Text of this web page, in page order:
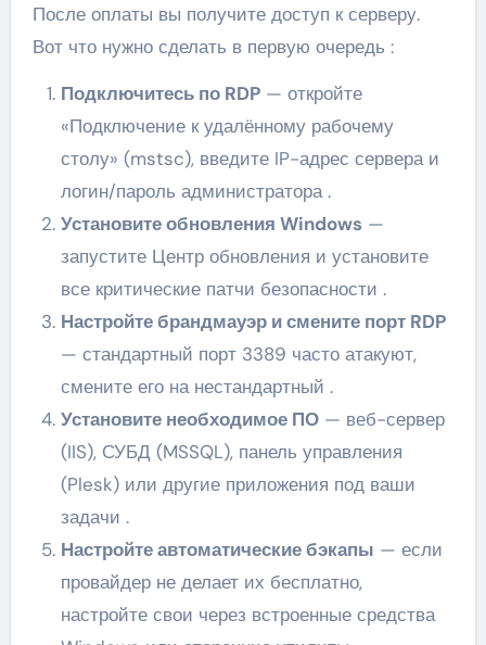
После оплаты вы получите доступ к серверу.
Вот что нужно сделать в первую очередь :
Подключитесь по RDP— откройте
«Подключение к удалённому рабочему
столу» (mstsc), введите IP-адрес сервера и
логин/пароль администратора .
Установите обновления Windows—
запустите Центр обновления и установите
все критические патчи безопасности .
Настройте брандмауэр и смените порт RDP
— стандартный порт 3389 часто атакуют,
смените его на нестандартный .
Установите необходимое ПО— веб-сервер
(IIS), СУБД (MSSQL), панель управления
(Plesk) или другие приложения под ваши
задачи .
Настройте автоматические бэкапы — если
провайдер не делает их бесплатно,
настройте свои через встроенные средства